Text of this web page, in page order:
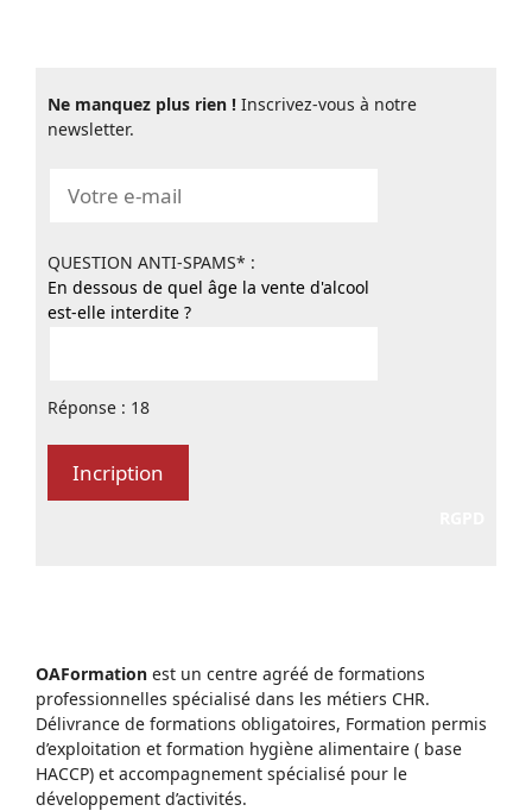
Ne manquez plus rien ! Inscrivez-vous à notre
newsletter.
QUESTION ANTI-SPAMS* :
En dessous de quel âge la vente d'alcool
est-elle interdite ?
Réponse : 18
OAFormation est un centre agréé de formations
professionnelles spécialisé dans les métiers CHR.
Délivrance de formations obligatoires, Formation permis
d’exploitation et formation hygiène alimentaire ( base
HACCP) et accompagnement spécialisé pour le
développement d’activités.